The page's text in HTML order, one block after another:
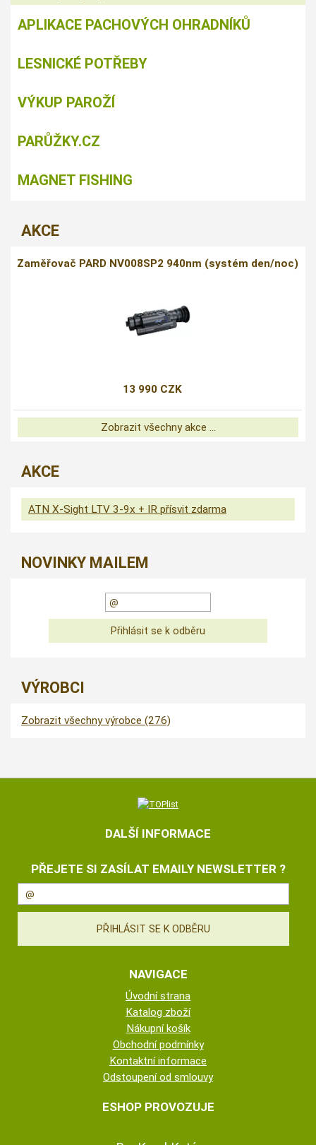
APLIKACE PACHOVÝCH OHRADNÍKŮ
LESNICKÉ POTŘEBY
VÝKUP PAROŽÍ
PARŮŽKY.CZ
MAGNET FISHING
AKCE
Zaměřovač PARD NV008SP2 940nm (systém den/noc)
13 990 CZK
Zobrazit všechny akce ...
AKCE
ATN X-Sight LTV 3-9x + IR přísvit zdarma
NOVINKY MAILEM
VÝROBCI
Zobrazit všechny výrobce (276)
DALŠÍ INFORMACE
PŘEJETE SI ZASÍLAT EMAILY NEWSLETTER ?
NAVIGACE
Úvodní strana
Katalog zboží
Nákupní košík
Obchodní podmínky
Kontaktní informace
Odstoupení od smlouvy
ESHOP PROVOZUJE